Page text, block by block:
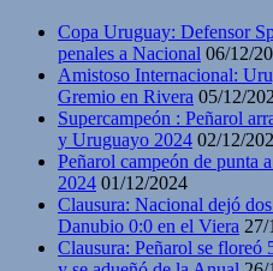
Copa Uruguay: Defensor
penales a Nacional 06/12/
Amistoso Internacional:
Gremio en Rivera 05/12/
Supercampeón : Peñarol
y Uruguayo 2024 02/12/
Peñarol campeón de punta
2024 01/12/2024
Clausura: Nacional dejó
Danubio 0:0 en el Viera 27/
Clausura: Peñarol se floreó